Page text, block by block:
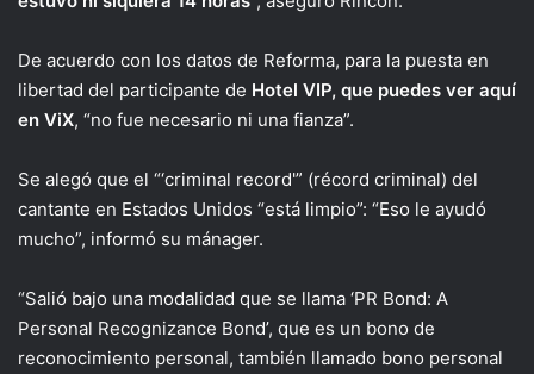
De acuerdo con los datos de Reforma, para la puesta en
libertad del participante de Hotel VIP, que puedes ver aquí
en ViX, “no fue necesario ni una fianza”.
Se alegó que el “‘criminal record'” (récord criminal) del
cantante en Estados Unidos “está limpio”: “Eso le ayudó
mucho”, informó su mánager.
“Salió bajo una modalidad que se llama ‘PR Bond: A
Personal Recognizance Bond’, que es un bono de
reconocimiento personal, también llamado bono personal